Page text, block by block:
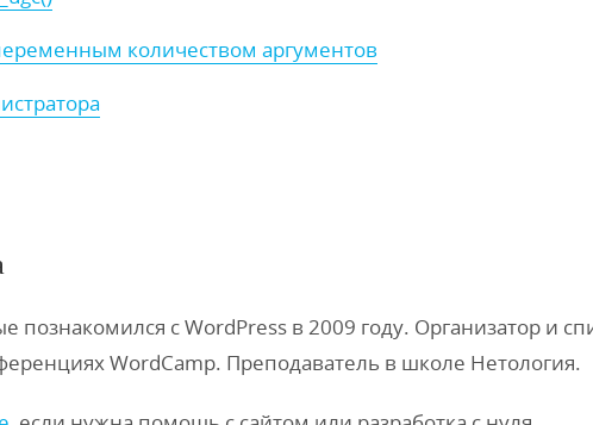
количеством аргументов
познакомился с WordPress в 2009 году. Организатор и
WordCamp. Преподаватель в школе Нетология.